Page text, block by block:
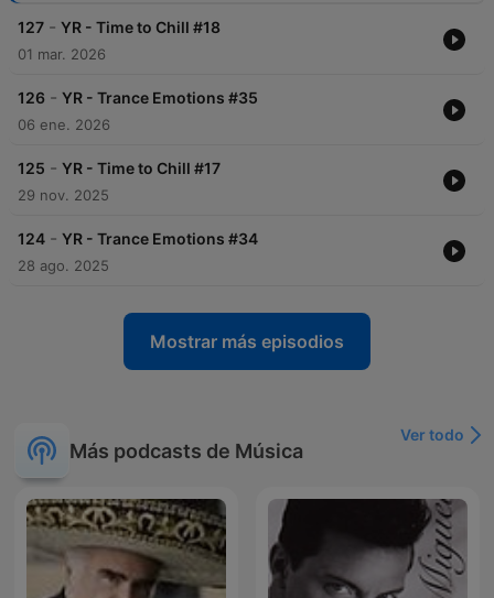
127 - YR - Time to Chill #18
01 mar. 2026
126 - YR - Trance Emotions #35
06 ene. 2026
125 - YR - Time to Chill #17
29 nov. 2025
124 - YR - Trance Emotions #34
28 ago. 2025
Mostrar más episodios
Más podcasts de Música
Ver todo